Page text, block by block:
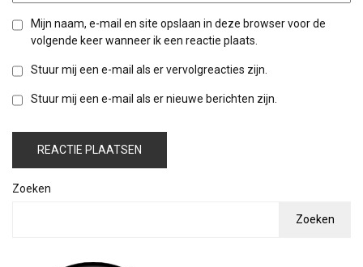
Mijn naam, e-mail en site opslaan in deze browser voor de
volgende keer wanneer ik een reactie plaats.
Stuur mij een e-mail als er vervolgreacties zijn.
Stuur mij een e-mail als er nieuwe berichten zijn.
Zoeken
Zoeken